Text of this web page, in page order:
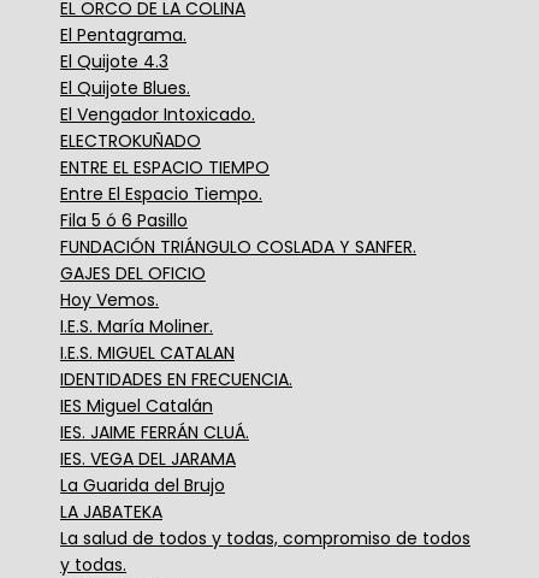
EL ORCO DE LA COLINA
El Pentagrama.
El Quijote 4.3
El Quijote Blues.
El Vengador Intoxicado.
ELECTROKUÑADO
ENTRE EL ESPACIO TIEMPO
Entre El Espacio Tiempo.
Fila 5 ó 6 Pasillo
FUNDACIÓN TRIÁNGULO COSLADA Y SANFER.
GAJES DEL OFICIO
Hoy Vemos.
I.E.S. María Moliner.
I.E.S. MIGUEL CATALAN
IDENTIDADES EN FRECUENCIA.
IES Miguel Catalán
IES. JAIME FERRÁN CLUÁ.
IES. VEGA DEL JARAMA
La Guarida del Brujo
LA JABATEKA
La salud de todos y todas, compromiso de todos
y todas.